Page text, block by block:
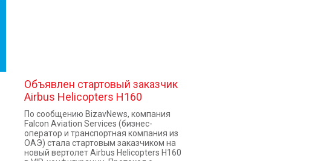
Объявлен стартовый заказчик
Airbus Helicopters Н160
По сообщению BizavNews, компания
Falcon Aviation Services (бизнес-
оператор и транспортная компания из
ОАЭ) стала стартовым заказчиком на
новый вертолет Airbus Helicopters H160